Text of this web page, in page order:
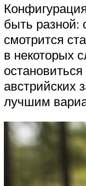
быть разной:
смотрится
в некоторых
австрийских
лучшим